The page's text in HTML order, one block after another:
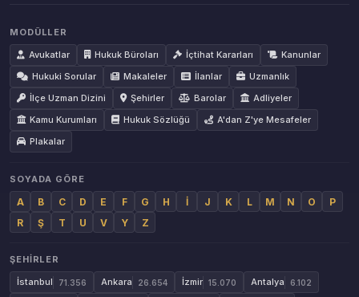
MODÜLLER
Avukatlar
Hukuk Büroları İçtihat Kararları
Kanunlar
Hukuki Sorular
Makaleler İlanlar
Uzmanlık
İlçe Uzman Dizini
Şehirler Barolar
Adliyeler
Kamu Kurumları
Hukuk Sözlüğü
A'dan Z'ye Mesafeler
Plakalar
SOYADA GÖRE
A B C D E F G H İ J K L M N O
P
R
Ş T U V Y Z
ŞEHIRLER
İstanbul
71.356 Ankara 26.654 İzmir 15.070 Antalya 6.102